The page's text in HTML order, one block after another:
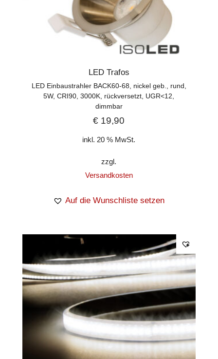
LED Trafos
LED Einbaustrahler BACK60-68, nickel geb., rund,
5W, CRI90, 3000K, rückversetzt, UGR<12,
dimmbar
€ 19,90
inkl. 20 % MwSt.
zzgl.
Versandkosten
Auf die Wunschliste setzen